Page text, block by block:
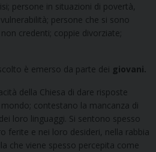
persone in situazioni di povertà,
persone che si sono
credenti; coppie divorziate;
è emerso da parte dei giovani.
della Chiesa di dare risposte
contestano la mancanza di
loro linguaggi. Si sentono spesso
ferite e nei loro desideri, nella rabbia
che viene spesso percepita come